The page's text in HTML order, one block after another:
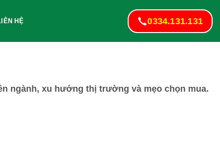
HỆ 0334.131.131
ngành, xu hướng thị trường và mẹo chọn mua.